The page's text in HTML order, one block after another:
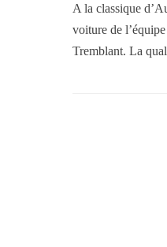
s
t
e
t
A la classique
voiture de
Tremblant. La